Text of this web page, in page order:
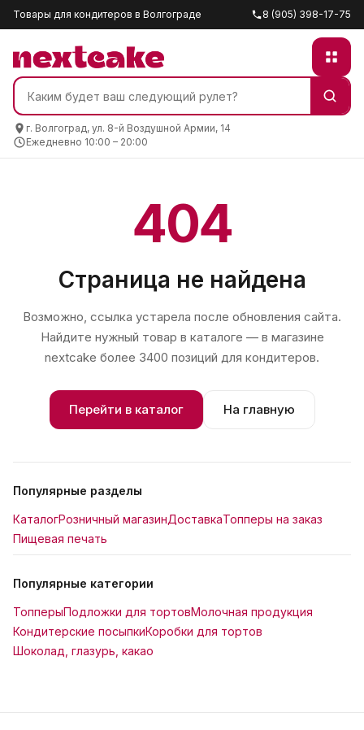
Товары для кондитеров в Волгограде 8 (905) 398-17-75
г. Волгоград, ул. 8-й Воздушной Армии, 14
Ежедневно 10:00 – 20:00
404
Страница не найдена
Возможно, ссылка устарела после обновления сайта.
Найдите нужный товар в каталоге — в магазине
nextcake более 3400 позиций для кондитеров.
Перейти в каталог На главную
Популярные разделы
КаталогРозничный магазинДоставкаТопперы на заказ
Пищевая печать
Популярные категории
ТопперыПодложки для тортовМолочная продукция
Кондитерские посыпкиКоробки для тортов
Шоколад, глазурь, какао